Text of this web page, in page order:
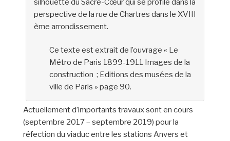
silhouette du Sacré-Cœur qui se profile dans la
perspective de la rue de Chartres dans le XVIII
ème arrondissement.
Ce texte est extrait de l’ouvrage « Le
Métro de Paris 1899-1911 Images de la
construction ; Editions des musées de la
ville de Paris » page 90.
Actuellement d’importants travaux sont en cours
(septembre 2017 – septembre 2019) pour la
réfection du viaduc entre les stations Anvers et